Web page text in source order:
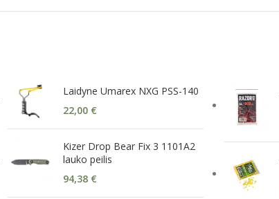
Laidyne Umarex NXG PSS-140
22,00 €
Kizer Drop Bear Fix 3 1101A2
lauko peilis
94,38 €